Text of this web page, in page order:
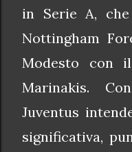
in Serie A,
Nottingham
Modesto con
Marinakis.
Juventus
significativa,